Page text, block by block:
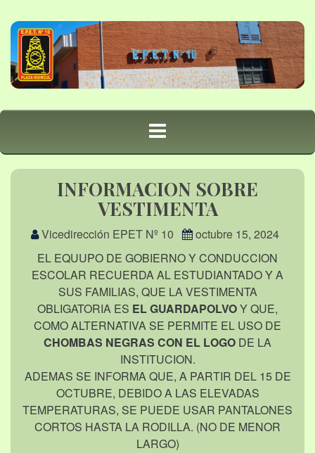
INFORMACION SOBRE
VESTIMENTA
Vicedirección EPET Nº 10
octubre 15, 2024
EL EQUUPO DE GOBIERNO Y CONDUCCION
ESCOLAR RECUERDA AL ESTUDIANTADO Y A
SUS FAMILIAS, QUE LA VESTIMENTA
OBLIGATORIA ES EL GUARDAPOLVOY QUE,
COMO ALTERNATIVA SE PERMITE EL USO DE
CHOMBAS NEGRAS CON EL LOGO DE LA
INSTITUCION.
ADEMAS SE INFORMA QUE, A PARTIR DEL 15 DE
OCTUBRE, DEBIDO A LAS ELEVADAS
TEMPERATURAS, SE PUEDE USAR PANTALONES
CORTOS HASTA LA RODILLA. (NO DE MENOR
LARGO)